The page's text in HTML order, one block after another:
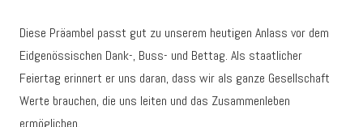
Diese Präambel passt gut zu unserem heutigen Anlass vor dem
Eidgenössischen Dank-, Buss- und Bettag. Als staatlicher
Feiertag erinnert er uns daran, dass wir als ganze Gesellschaft
Werte brauchen, die uns leiten und das Zusammenleben
ermöglichen.